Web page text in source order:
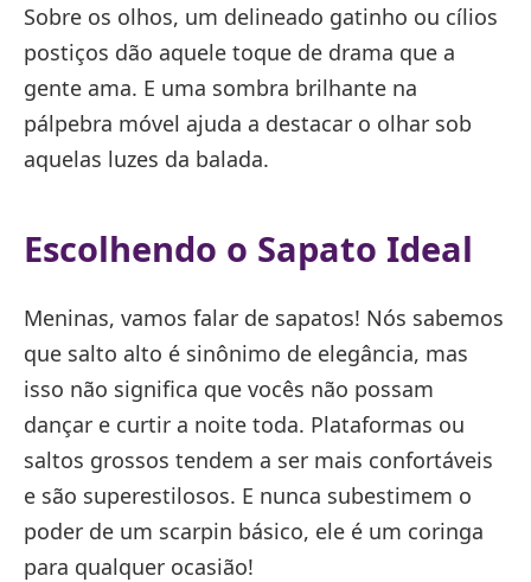
Sobre os olhos, um delineado gatinho ou cílios
postiços dão aquele toque de drama que a
gente ama. E uma sombra brilhante na
pálpebra móvel ajuda a destacar o olhar sob
aquelas luzes da balada.
Escolhendo o Sapato Ideal
Meninas, vamos falar de sapatos! Nós sabemos
que salto alto é sinônimo de elegância, mas
isso não significa que vocês não possam
dançar e curtir a noite toda. Plataformas ou
saltos grossos tendem a ser mais confortáveis
e são superestilosos. E nunca subestimem o
poder de um scarpin básico, ele é um coringa
para qualquer ocasião!